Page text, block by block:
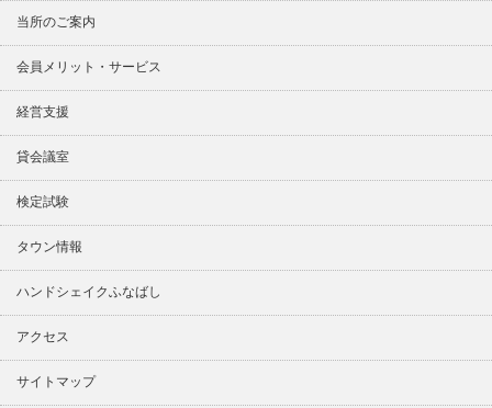
当所のご案内
会員メリット・サービス
経営支援
貸会議室
検定試験
タウン情報
ハンドシェイクふなばし
アクセス
サイトマップ